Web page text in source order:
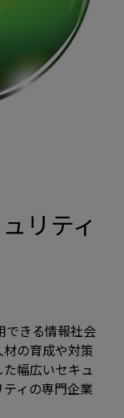
リティ
きる情報社会
の育成や対策
幅広いセキュ
ィの専門企業